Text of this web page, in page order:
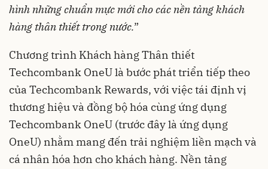
hình những chuẩn mực mới cho các nền tảng khách
hàng thân thiết trong nước.”
Chương trình Khách hàng Thân thiết
Techcombank OneU là bước phát triển tiếp theo
của Techcombank Rewards, với việc tái định vị
thương hiệu và đồng bộ hóa cùng ứng dụng
Techcombank OneU (trước đây là ứng dụng
OneU) nhằm mang đến trải nghiệm liền mạch và
cá nhân hóa hơn cho khách hàng. Nền tảng